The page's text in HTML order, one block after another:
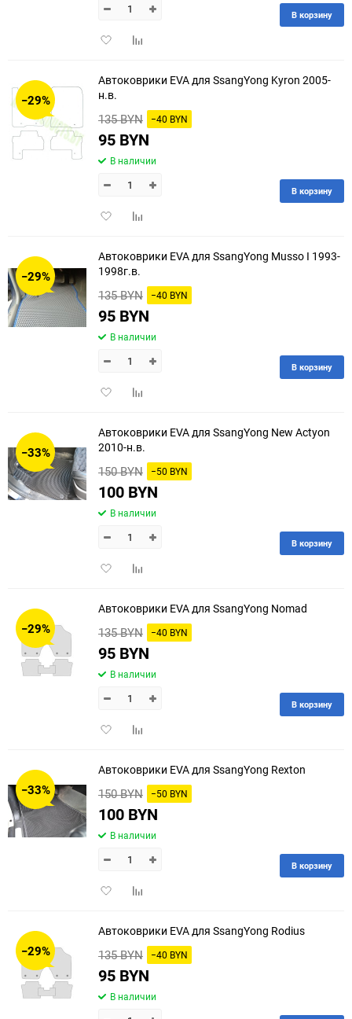
ДобавитьДобавить
В корзину
−29%
Автоковрики EVA для SsangYong Kyron 2005-
н.в.
135 BYN −40 BYN
95 BYN
В наличии
ДобавитьДобавить
В корзину
−29%
Автоковрики EVA для SsangYong Musso I 1993-
1998г.в.
135 BYN −40 BYN
95 BYN
В наличии
ДобавитьДобавить
В корзину
−33%
Автоковрики EVA для SsangYong New Actyon
2010-н.в.
150 BYN −50 BYN
100 BYN
В наличии
ДобавитьДобавить
В корзину
−29%
Автоковрики EVA для SsangYong Nomad
135 BYN −40 BYN
95 BYN
В наличии
ДобавитьДобавить
В корзину
−33%
Автоковрики EVA для SsangYong Rexton
150 BYN −50 BYN
100 BYN
В наличии
ДобавитьДобавить
В корзину
−29%
Автоковрики EVA для SsangYong Rodius
135 BYN −40 BYN
95 BYN
В наличии